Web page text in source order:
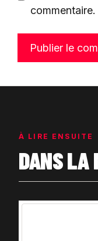
commentaire.
À LIRE ENSUITE
DANS LA